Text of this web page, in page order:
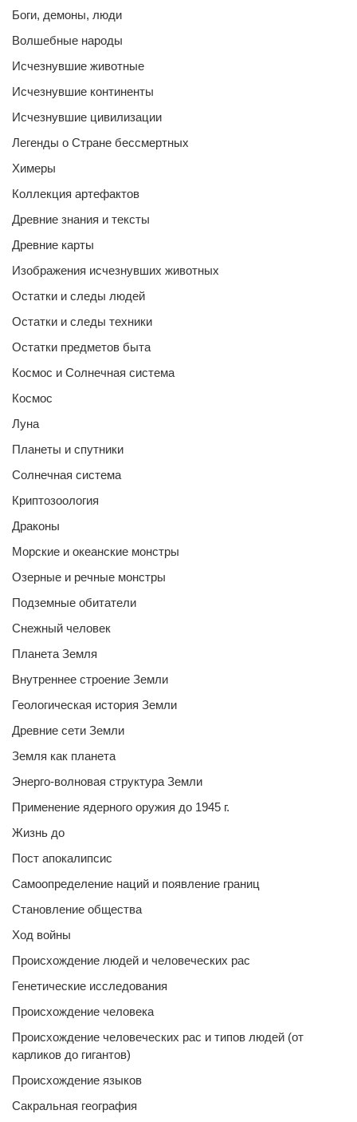
Боги, демоны, люди
Волшебные народы
Исчезнувшие животные
Исчезнувшие континенты
Исчезнувшие цивилизации
Легенды о Стране бессмертных
Химеры
Коллекция артефактов
Древние знания и тексты
Древние карты
Изображения исчезнувших животных
Остатки и следы людей
Остатки и следы техники
Остатки предметов быта
Космос и Солнечная система
Космос
Луна
Планеты и спутники
Солнечная система
Криптозоология
Драконы
Морские и океанские монстры
Озерные и речные монстры
Подземные обитатели
Снежный человек
Планета Земля
Внутреннее строение Земли
Геологическая история Земли
Древние сети Земли
Земля как планета
Энерго-волновая структура Земли
Применение ядерного оружия до 1945 г.
Жизнь до
Пост апокалипсис
Самоопределение наций и появление границ
Становление общества
Ход войны
Происхождение людей и человеческих рас
Генетические исследования
Происхождение человека
Происхождение человеческих рас и типов людей (от
карликов до гигантов)
Происхождение языков
Сакральная география